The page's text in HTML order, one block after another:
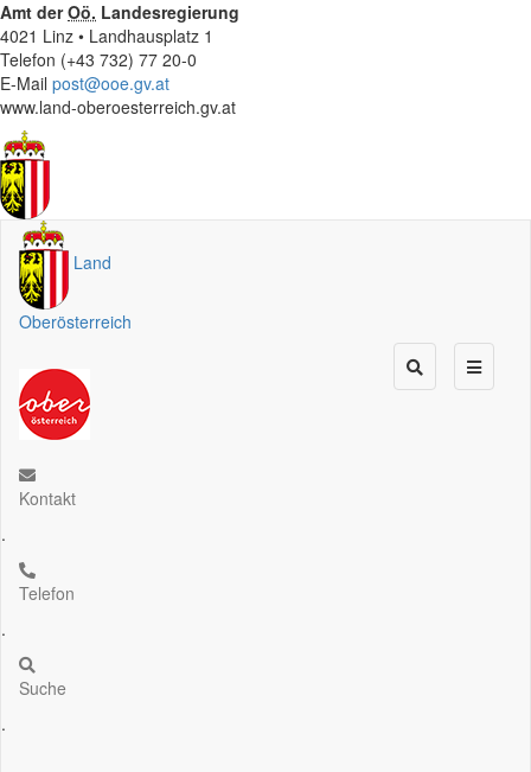
Amt derOö. Landesregierung
4021 Linz • Landhausplatz 1
Telefon (+43 732) 77 20-0
E-Mail post@ooe.gv.at
www.land-oberoesterreich.gv.at
Land
Oberösterreich
Kontakt
.
Telefon
.
Suche
.